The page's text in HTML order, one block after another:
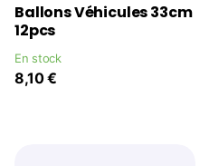
Ballons Véhicules 33cm
12pcs
En stock
8,10 €